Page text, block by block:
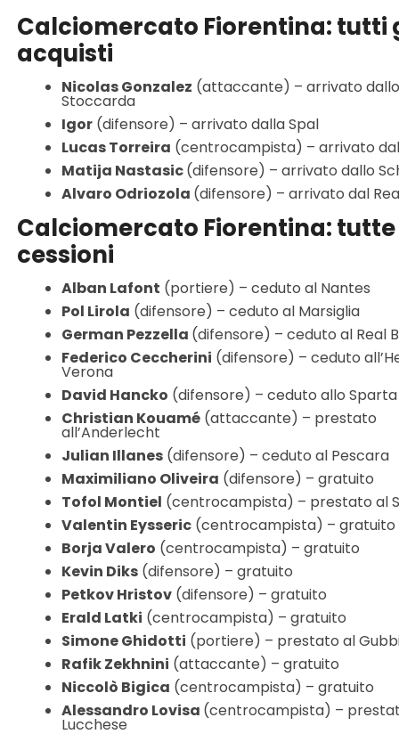
Calciomercato Fiorentina: tutti
acquisti
Nicolas Gonzalez (attaccante) – arrivato dallo
Stoccarda
Igor(difensore) – arrivato dalla Spal
Lucas Torreira (centrocampista) – arrivato
Matija Nastasic(difensore) – arrivato dallo
Alvaro Odriozola (difensore) – arrivato dal
Calciomercato Fiorentina: tutte
cessioni
Alban Lafont (portiere) – ceduto al Nantes
Pol Lirola (difensore) – ceduto al Marsiglia
German Pezzella (difensore) – ceduto al Real
Federico Ceccherini (difensore) – ceduto
Verona
David Hancko (difensore) – ceduto allo
Christian Kouamé(attaccante) – prestato
all’Anderlecht
Julian Illanes(difensore) – ceduto al Pescara
Maximiliano Oliveira (difensore) – gratuito
Tofol Montiel (centrocampista) – prestato al
Valentin Eysseric(centrocampista) – gratuito
Borja Valero (centrocampista) – gratuito
Kevin Diks(difensore) – gratuito
Petkov Hristov(difensore) – gratuito
Erald Latki (centrocampista) – gratuito
Simone Ghidotti (portiere) – prestato al
Rafik Zekhnini (attaccante) – gratuito
Niccolò Bigica (centrocampista) – gratuito
Alessandro Lovisa (centrocampista) –
Lucchese